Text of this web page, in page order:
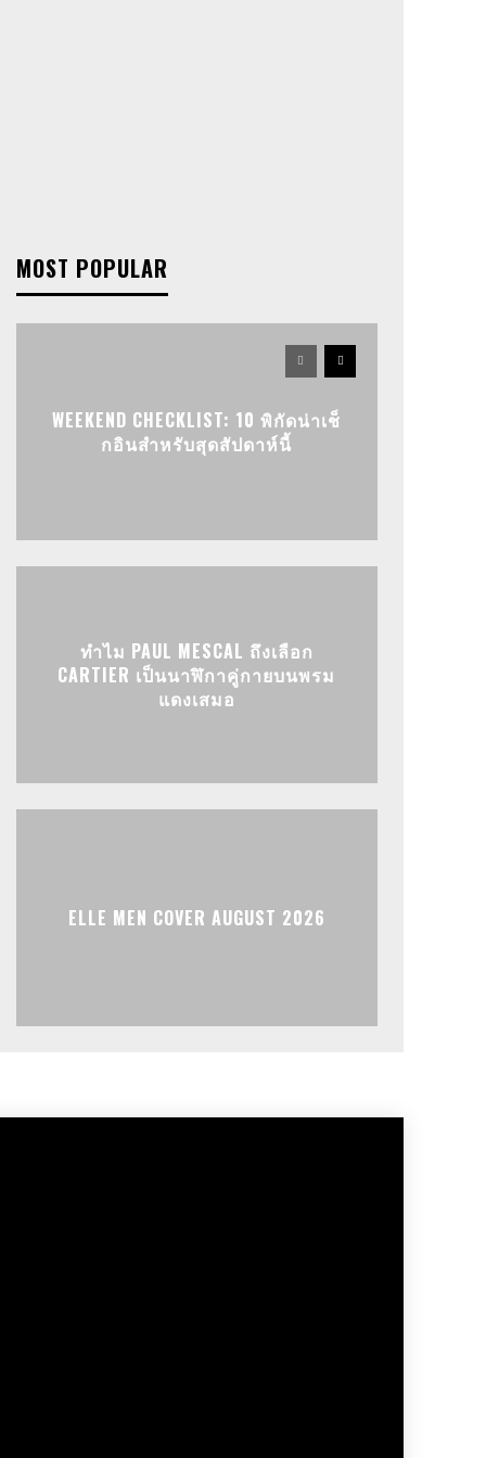
MOST POPULAR
WEEKEND CHECKLIST: 10 พิกัดน่าเช็
กอินสำหรับสุดสัปดาห์นี้
ทำไม PAUL MESCAL ถึงเลือก
CARTIER เป็นนาฬิกาคู่กายบนพรม
แดงเสมอ
ELLE MEN COVER AUGUST 2026